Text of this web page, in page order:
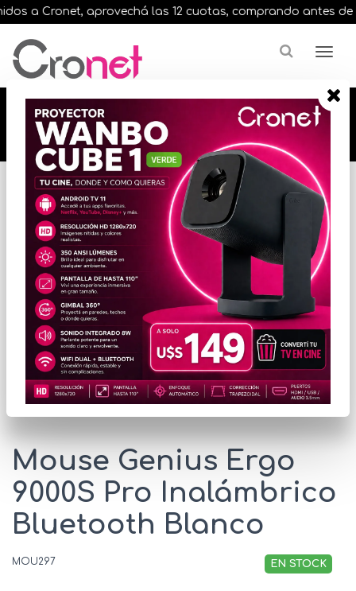
a Cronet, aprovechá las 12 cuotas, comprando antes de
🔥🔥🔥 12 cuotas, en todos nuestros artículos,
comprando antes de las 13 hrs. envíos en el
día 🔥🔥🔥
Inicio
VARIOS INFORMATICA
TECLADOS Y MOUSE
Mouse Genius Ergo
9000S Pro Inalámbrico
Bluetooth Blanco
MOU297 EN STOCK